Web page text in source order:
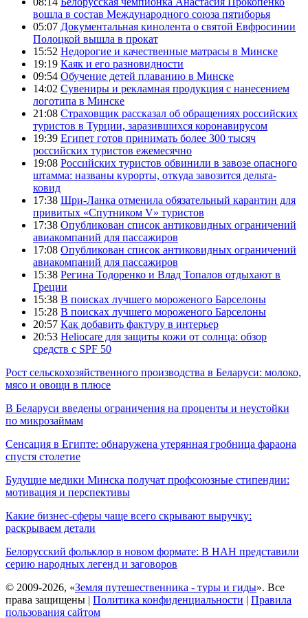
вошла в состав Международного союза пятиборья
05:07 Документальная кинолента о святой Евфросинии
Полоцкой вышла в прокат
15:52 Недорогие и качественные матрасы в Минске
19:19 Каяк и его разновидности
09:54 Обучение детей плаванию в Минске
14:02 Сувениры и рекламная продукция с нанесением
логотипа в Минске
21:08 Страховщик рассказал об обращениях российских
туристов в Турции, заразившихся коронавирусом
19:39 Египет готов принимать более 300 тысяч
российских туристов ежемесячно
19:08 Российских туристов обвинили в завозе опасного
штамма: названы курорты, откуда завозится дельта-
ковид
17:38 Шри-Ланка отменила обязательный карантин для
привитых «Спутником V» туристов
17:38 Опубликован список антиковидных ограничений
авиакомпаний для пассажиров
17:08 Опубликован список антиковидных ограничений
авиакомпаний для пассажиров
15:38 Регина Тодоренко и Влад Топалов отдыхают в
Греции
15:38 В поисках лучшего мороженого Барселоны
15:28 В поисках лучшего мороженого Барселоны
20:57 Как добавить фактуру в интерьер
20:53 Heliocare для защиты кожи от солнца: обзор
средств с SPF 50
Рост сельскохозяйственного производства в Беларуси: молоко,
мясо и овощи в плюсе
В Беларуси введены ограничения на проценты и неустойки
по микрозаймам
Сенсация в Египте: обнаружена утерянная гробница фараона
спустя столетие
Будущие медики Минска получат профсоюзные стипендии:
мотивация и перспективы
Какие бизнес-сферы чаще всего скрывают выручку:
раскрываем детали
Белорусский фольклор в новом формате: В НАН представили
серию народных легенд и заговоров
© 2009-2026, «Земля путешественника - туры и гиды». Все
права защищены | Политика конфиденциальности | Правила
пользования сайтом